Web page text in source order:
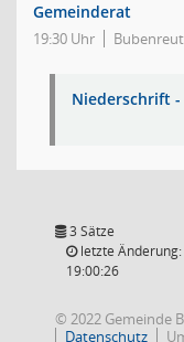
Gemeinderat
19:30 Uhr
Niederschrift
3 Sätze
letzte Änderung:
19:00:26
© 2022 Gemeinde
Datenschutz